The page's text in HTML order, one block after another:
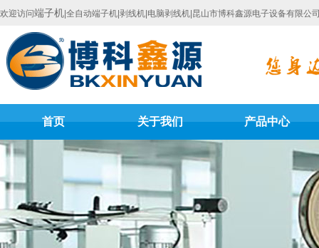
欢迎访问端子机 |全自动端子机|剥线机|电脑剥线机|昆山市博科鑫源电子设备有限公
首页 关于我们 产品中心